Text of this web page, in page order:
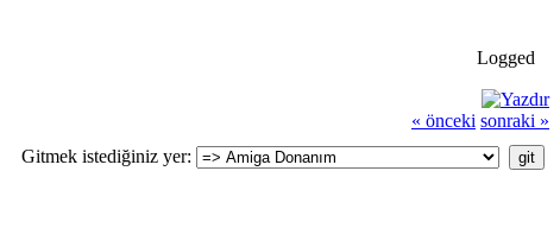
Logged
« önceki sonraki »
Gitmek istediğiniz yer: